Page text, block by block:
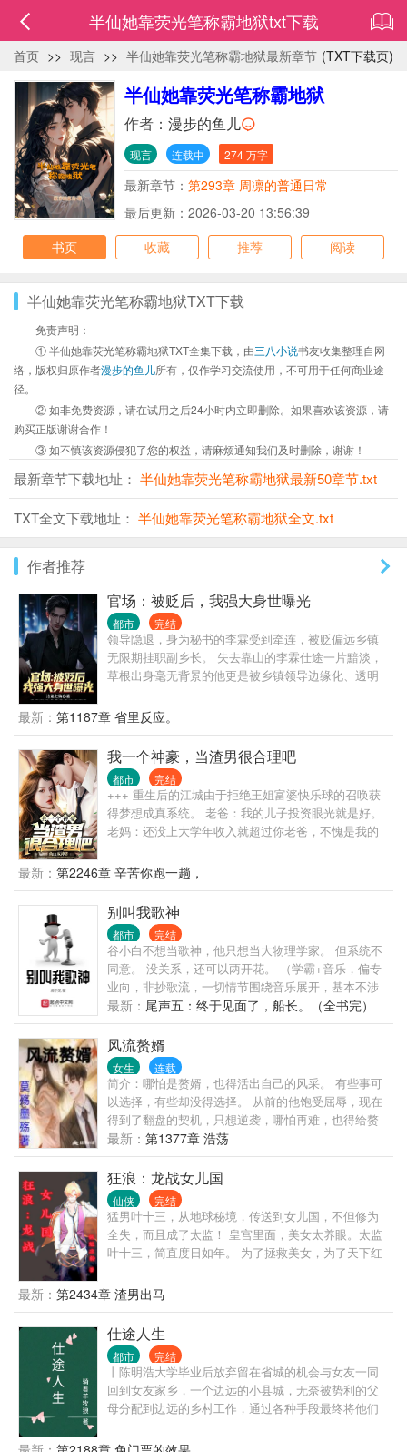
半仙她靠荧光笔称霸地狱txt下载
首页 >> 现言 >> 半仙她靠荧光笔称霸地狱最新章节 (TXT下载页)
半仙她靠荧光笔称霸地狱
作者： 漫步的鱼儿
现言 连载中 274 万字
最新章节： 第293章 周凛的普通日常
最后更新：2026-03-20 13:56:39
书页
收藏 推荐 阅读
半仙她靠荧光笔称霸地狱TXT下载
免责声明：
① 半仙她靠荧光笔称霸地狱TXT全集下载，由三八小说书友收集整理自网
络，版权归原作者漫步的鱼儿所有，仅作学习交流使用，不可用于任何商业途
径。
② 如非免费资源，请在试用之后24小时内立即删除。如果喜欢该资源，请
购买正版谢谢合作！
③ 如不慎该资源侵犯了您的权益，请麻烦通知我们及时删除，谢谢！
最新章节下载地址： 半仙她靠荧光笔称霸地狱最新50章节.txt
TXT全文下载地址： 半仙她靠荧光笔称霸地狱全文.txt
作者推荐
官场：被贬后，我强大身世曝光
都市 完结
领导隐退，身为秘书的李霖受到牵连，被贬偏远乡镇
无限期挂职副乡长。 失去靠山的李霖仕途一片黯淡，
草根出身毫无背景的他更是被乡镇领导边缘化、透明
时，他的贵人从天而降，自此平步青云，无人能挡。
原来，他最大的靠山，竟然就是他自己！
最新： 第1187章 省里反应。
我一个神豪，当渣男很合理吧
都市 完结
+++ 重生后的江城由于拒绝王姐富婆快乐球的召唤获
得梦想成真系统。 老爸：我的儿子投资眼光就是好。
老妈：还没上大学年收入就超过你老爸，不愧是我的
的随心所欲。 顶级豪车全款买！未来流量女星他随手
就签约！ 他是人见人爱的校园男神！ 他是富可敌国的
商业大亨！ 他是威震四方的冷面大佬！
最新： 第2246章 辛苦你跑一趟，
别叫我歌神
都市 完结
谷小白不想当歌神，他只想当大物理学家。 但系统不
同意。 没关系，还可以两开花。 （学霸+音乐，偏专
业向，非抄歌流，一切情节围绕音乐展开，基本不涉
足其他娱乐或商业领域。） 群：8520910
最新： 尾声五：终于见面了，船长。（全书完）
风流赘婿
女生 连载
简介：哪怕是赘婿，也得活出自己的风采。 有些事可
以选择，有些却没得选择。 从前的他饱受屈辱，现在
得到了翻盘的契机，只想逆袭，哪怕再难，也得给赘
婿正名，来人间一趟，不能留有遗憾。 美人，江山，
我都要。
最新： 第1377章 浩荡
狂浪：龙战女儿国
仙侠 完结
猛男叶十三，从地球秘境，传送到女儿国，不但修为
全失，而且成了太监！ 皇宫里面，美女太养眼。太监
叶十三，简直度日如年。 为了拯救美女，为了天下红
了成为真正的男子汉，太监叶十三，注定经历九九八
十一难……
最新： 第2434章 渣男出马
仕途人生
都市 完结
丨陈明浩大学毕业后放弃留在省城的机会与女友一同
回到女友家乡，一个边远的小县城，无奈被势利的父
母分配到边远的乡村工作，通过各种手段最终将他们
在背景的支持和自己的努力之下，一路披荆斩棘，仕